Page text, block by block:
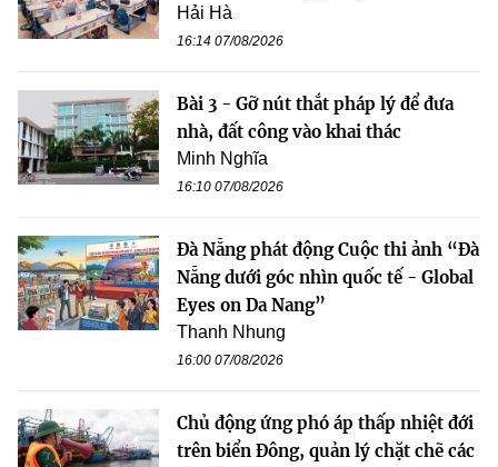
Hải Hà
16:14 07/08/2026
Bài 3 - Gỡ nút thắt pháp lý để đưa
nhà, đất công vào khai thác
Minh Nghĩa
16:10 07/08/2026
Đà Nẵng phát động Cuộc thi ảnh “Đà
Nẵng dưới góc nhìn quốc tế - Global
Eyes on Da Nang”
Thanh Nhung
16:00 07/08/2026
Chủ động ứng phó áp thấp nhiệt đới
trên biển Đông, quản lý chặt chẽ các